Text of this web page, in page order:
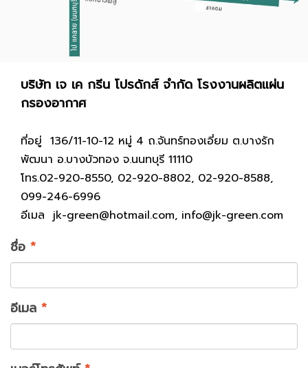
บริษัท เจ เค กรีน โปรดักส์ จํากัด โรงงานผลิตแผ่น
กรองอากาศ
ที่อยู่ 136/11-10-12 หมู่ 4 ถ.จันทร์ทองเอี่ยม ต.บางรัก
พัฒนา อ.บางบัวทอง จ.นนทบุรี 11110
โทร.02-920-8550, 02-920-8802, 02-920-8588,
099-246-6996
อีเมล jk-green@hotmail.com, info@jk-green.com
ชื่อ *
อีเมล *